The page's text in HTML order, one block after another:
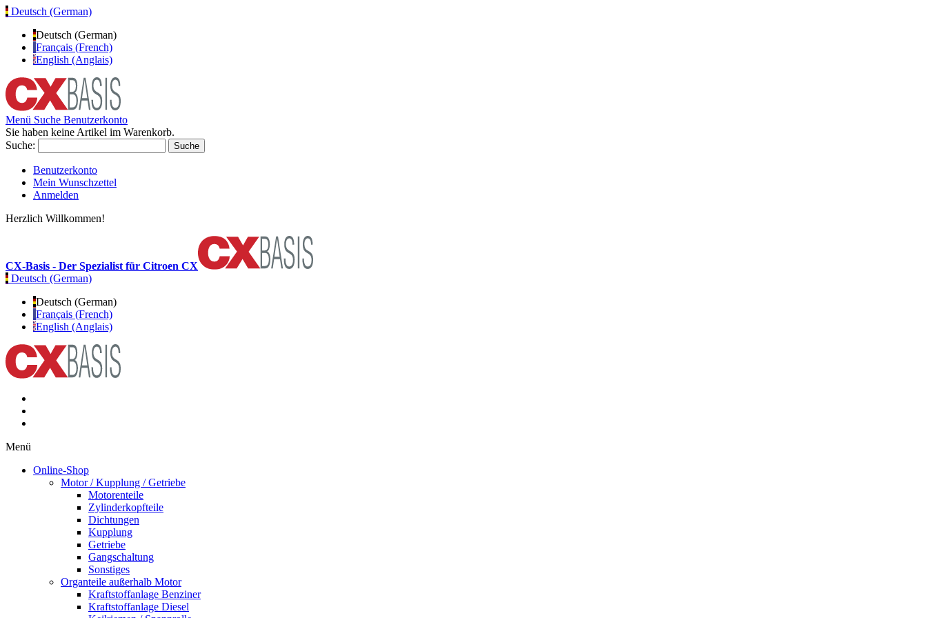
Deutsch (German)
Deutsch (German)
Français (French)
English (Anglais)
Menü Suche Benutzerkonto
Sie haben keine Artikel im Warenkorb.
Suche:
Suche
Benutzerkonto
Mein Wunschzettel
Anmelden
Herzlich Willkommen!
CX-Basis - Der Spezialist für Citroen CX
Deutsch (German)
Deutsch (German)
Français (French)
English (Anglais)
Menü
Online-Shop
Motor / Kupplung / Getriebe
Motorenteile
Zylinderkopfteile
Dichtungen
Kupplung
Getriebe
Gangschaltung
Sonstiges
Organteile außerhalb Motor
Kraftstoffanlage Benziner
Kraftstoffanlage Diesel